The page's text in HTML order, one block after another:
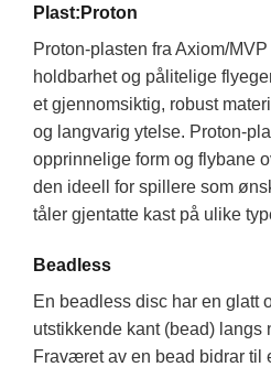
Plast:Proton
Proton-plasten fra Axiom/
holdbarhet og pålitelige
et gjennomsiktig, robust
og langvarig ytelse. Proton-
opprinnelige form og flybane
den ideell for spillere som
tåler gjentatte kast på ulike
Beadless
En beadless disc har en glatt
utstikkende kant (bead) langs
Fraværet av en bead bidrar til